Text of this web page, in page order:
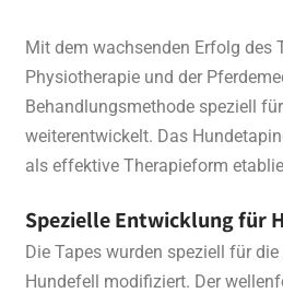
Mit dem wachsenden Erfolg des
Physiotherapie und der
Behandlungsmethode speziell
weiterentwickelt. Das
als effektive Therapieform
Spezielle Entwicklung für
Die Tapes wurden speziell für
Hundefell modifiziert. Der